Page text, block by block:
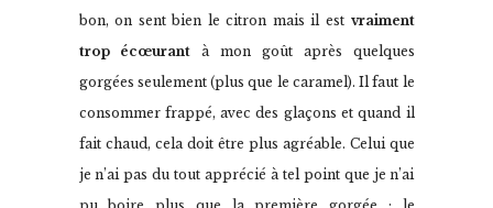
bon, on sent bien le citron mais il est vraiment
trop écœurant à mon goût après quelques
gorgées seulement (plus que le caramel). Il faut le
consommer frappé, avec des glaçons et quand il
fait chaud, cela doit être plus agréable. Celui que
je n’ai pas du tout apprécié à tel point que je n’ai